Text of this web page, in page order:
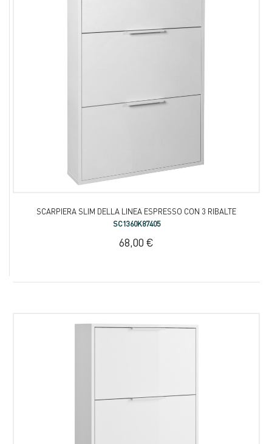
SCARPIERA SLIM DELLA LINEA ESPRESSO CON 3 RIBALTE
SC1360K87405
68,00 €